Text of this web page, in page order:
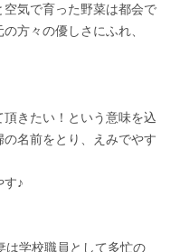
気で育った野菜は都会で
方々の優しさにふれ、
きたい！という意味を込
名前をとり、えみでやす
す♪
は学校職員として多忙の